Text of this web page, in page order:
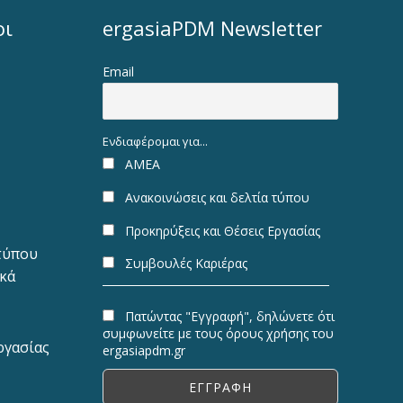
ergasiaPDM Newsletter
Email
Ενδιαφέρομαι για...
ΑΜΕΑ
Ανακοινώσεις και δελτία τύπου
Προκηρύξεις και Θέσεις Εργασίας
Συμβουλές Καριέρας
Πατώντας "Εγγραφή", δηλώνετε ότι
συμφωνείτε με τους όρους χρήσης του
ergasiapdm.gr